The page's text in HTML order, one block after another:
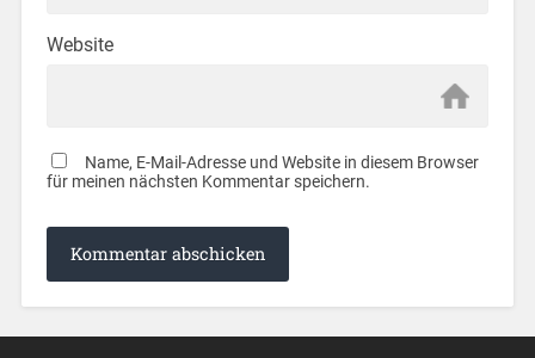
Website
Name, E-Mail-Adresse und Website in diesem Browser
für meinen nächsten Kommentar speichern.